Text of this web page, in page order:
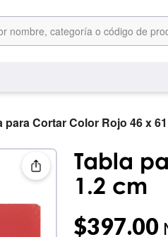
para Cortar Color Rojo 46 x
Tabla
1.2 cm
$397.00